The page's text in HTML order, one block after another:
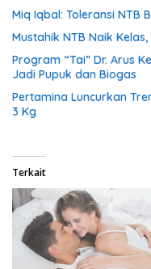
Miq Iqbal: Toleransi NTB
Mustahik NTB Naik
Program “Tai” Dr. Arus
Jadi Pupuk dan Biogas
Pertamina Luncurkan
3 Kg
Terkait